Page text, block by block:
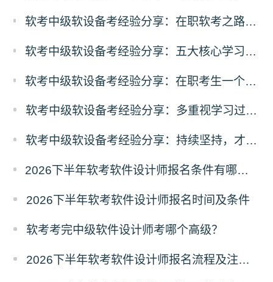
软考中级软设备考经验分享：在职软考之路，软件设计师从屡战屡败到成功上岸
软考中级软设备考经验分享：五大核心学习方法，助力软件设计师顺利通关
软考中级软设备考经验分享：在职考生一个多月极限备考软件设计师经历
软考中级软设备考经验分享：多重视学习过程，厚积薄发
软考中级软设备考经验分享：持续坚持，才能一步步靠近考试目标
2026下半年软考软件设计师报名条件有哪些？需要准备什么材料？
2026下半年软考软件设计师报名时间及条件
软考考完中级软件设计师考哪个高级？
2026下半年软考软件设计师报名流程及注意事项